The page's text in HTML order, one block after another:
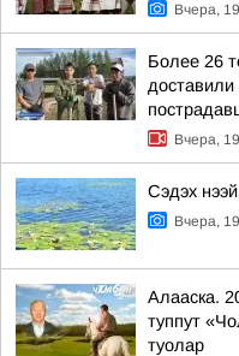
Вчера,
Более 26
Вчера,
Сэдэх
Вчера,
Алааска.
туппут
туолар